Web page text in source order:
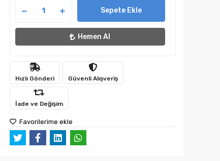
Sepete Ekle
Hemen Al
Hızlı Gönderi Güvenli Alışveriş
İade ve Değişim
Favorilerime ekle